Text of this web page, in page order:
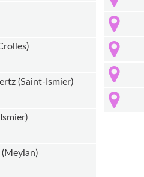
(Saint-Ismier)